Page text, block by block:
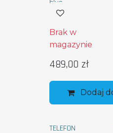
blue
Brak w
magazynie
489,00 zł
Dodaj
TELEFON